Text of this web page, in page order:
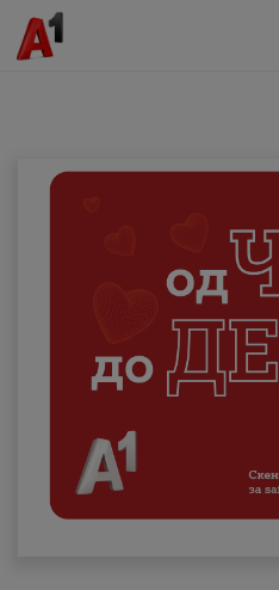
Деловни
Поддршка
Надополни кредит
Плати сметка